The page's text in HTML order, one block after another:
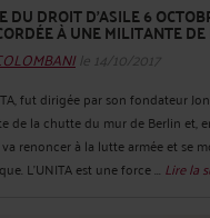
DU DROIT D'ASILE 6
À UNE MILITANTE
le 14/10/2017
fut dirigée par son fondateur
de la chutte du mur de Berlin et,
va renoncer à la lutte armée et se
L’UNITA est une force ... Lire la